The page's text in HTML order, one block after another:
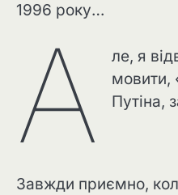
1996 року…
А
ле, я
мовити,
Путіна,
Завжди приємно,